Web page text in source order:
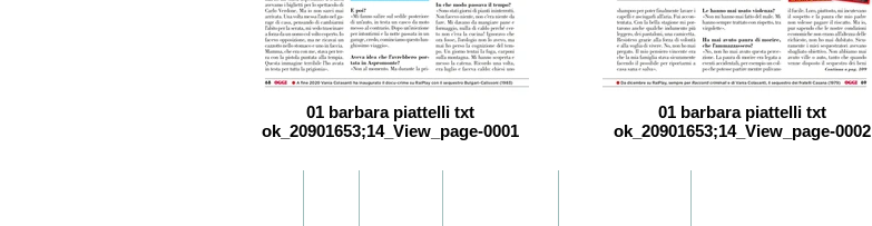
01 barbara piattelli txt
ok_20901653;14_View_page-0001
01 barbara piattelli txt
ok_20901653;14_View_page-0002